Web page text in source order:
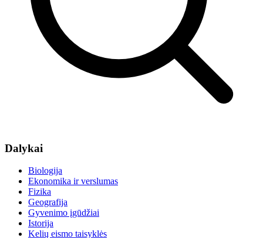
Dalykai
Biologija
Ekonomika ir verslumas
Fizika
Geografija
Gyvenimo įgūdžiai
Istorija
Kelių eismo taisyklės